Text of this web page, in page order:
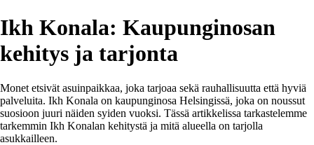
Ikh Konala: Kaupunginosan
kehitys ja tarjonta
Monet etsivät asuinpaikkaa, joka tarjoaa sekä rauhallisuutta että hyviä
palveluita. Ikh Konala on kaupunginosa Helsingissä, joka on noussut
suosioon juuri näiden syiden vuoksi. Tässä artikkelissa tarkastelemme
tarkemmin Ikh Konalan kehitystä ja mitä alueella on tarjolla
asukkailleen.